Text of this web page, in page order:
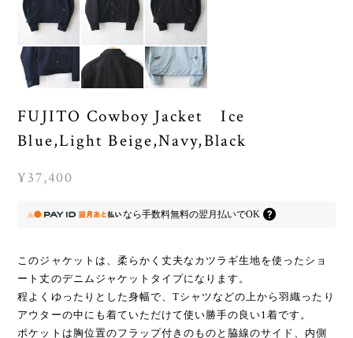
FUJITO Cowboy Jacket Ice
Blue,Light Beige,Navy,Black
¥37,400
なら手数料無料の翌月払いでOK
このジャケットは、柔らかく丈夫なカツラギ生地を使ったショ
ート丈のデニムジャケットタイプになります。
程よくゆったりとした身幅で、Tシャツなどの上から羽織ったり
アウターの中にも着ていただけて使い勝手の良い1着です。
ポケットは胸位置のフラップ付きのものと脇線のサイド、内側